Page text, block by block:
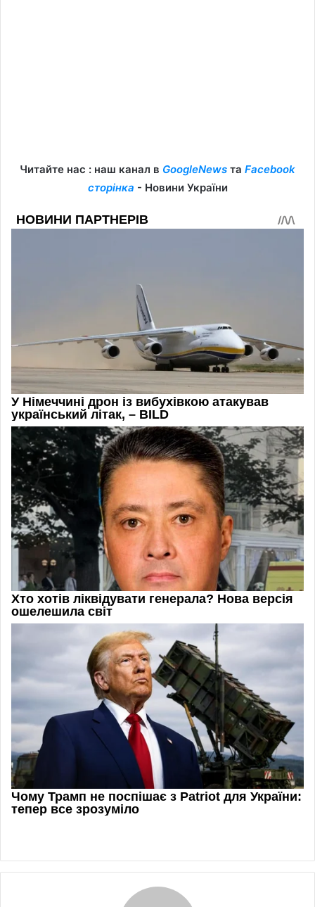
Читайте нас : наш канал в GoogleNews та Facebook
сторінка - Новини України